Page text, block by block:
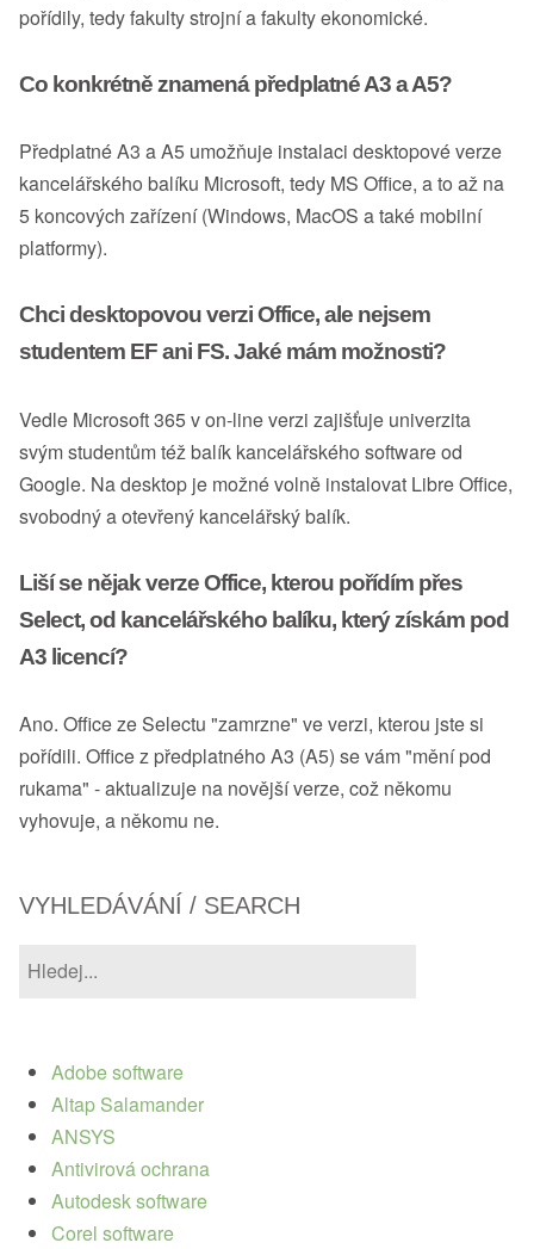
pořídily, tedy fakulty strojní a fakulty ekonomické.
Co konkrétně znamená předplatné A3 a A5?
Předplatné A3 a A5 umožňuje instalaci desktopové verze
kancelářského balíku Microsoft, tedy MS Office, a to až na
5 koncových zařízení (Windows, MacOS a také mobilní
platformy).
Chci desktopovou verzi Office, ale nejsem
studentem EF ani FS. Jaké mám možnosti?
Vedle Microsoft 365 v on-line verzi zajišťuje univerzita
svým studentům též balík kancelářského software od
Google. Na desktop je možné volně instalovat Libre Office,
svobodný a otevřený kancelářský balík.
Liší se nějak verze Office, kterou pořídím přes
Select, od kancelářského balíku, který získám pod
A3 licencí?
Ano. Office ze Selectu "zamrzne" ve verzi, kterou jste si
pořídili. Office z předplatného A3 (A5) se vám "mění pod
rukama" - aktualizuje na novější verze, což někomu
vyhovuje, a někomu ne.
VYHLEDÁVÁNÍ / SEARCH
Adobe software
Altap Salamander
ANSYS
Antivirová ochrana
Autodesk software
Corel software